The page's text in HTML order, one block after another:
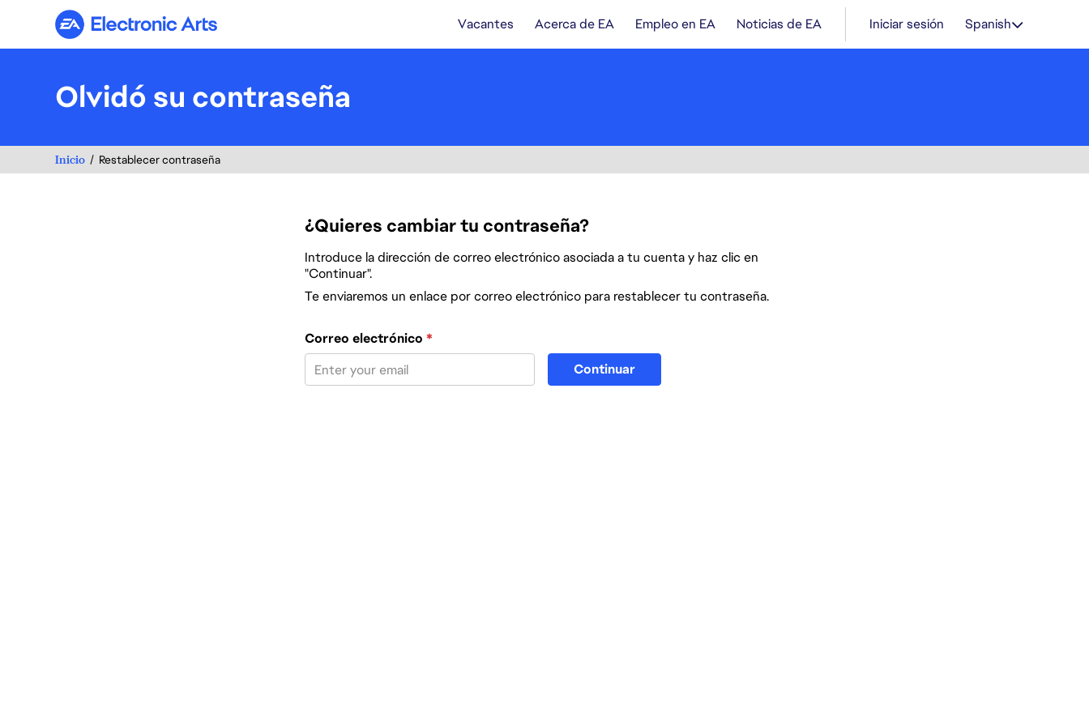
Electronic Arts Vacantes Acerca de EA Empleo en EA Noticias de EA Iniciar sesión Spanish
Olvidó su contraseña
Inicio Restablecer contraseña
¿Quieres cambiar tu contraseña?
Introduce la dirección de correo electrónico asociada a tu cuenta y haz clic en
"Continuar".
Te enviaremos un enlace por correo electrónico para restablecer tu contraseña.
Restablece la contraseña con tu correo electrónico
Correo electrónico *
Continuar